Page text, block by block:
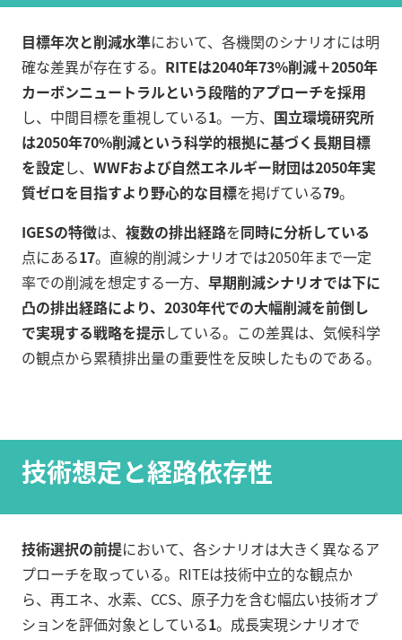
目標年次と削減水準において、各機関のシナリオには明
確な差異が存在する。 RITEは2040年73%削減＋2050年
カーボンニュートラルという段階的アプローチを採用
し、中間目標を重視している1。一方、 国立環境研究所
は2050年70%削減という科学的根拠に基づく長期目標
を設定し、 WWFおよび自然エネルギー財団は2050年実
質ゼロを目指すより野心的な目標を掲げている79。
IGESの特徴は、 複数の排出経路を同時に分析している
点にある17。直線的削減シナリオでは2050年まで一定
率での削減を想定する一方、 早期削減シナリオでは下に
凸の排出経路により、2030年代での大幅削減を前倒し
で実現する戦略を提示している。この差異は、気候科学
の観点から累積排出量の重要性を反映したものである。
技術想定と経路依存性
技術選択の前提において、各シナリオは大きく異なるア
プローチを取っている。RITEは技術中立的な観点か
ら、再エネ、水素、CCS、原子力を含む幅広い技術オプ
ションを評価対象としている1。成長実現シナリオで